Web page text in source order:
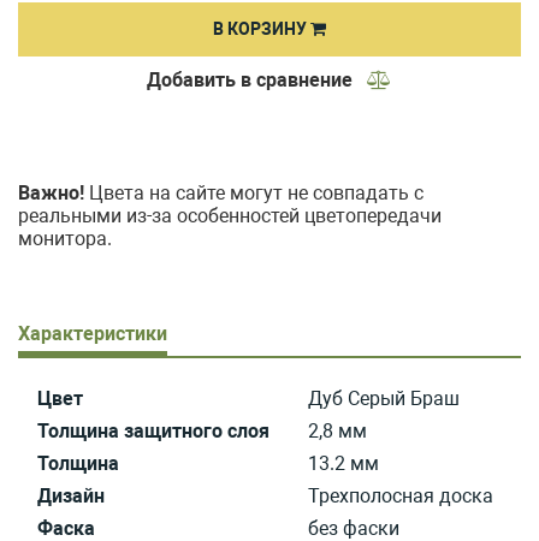
В КОРЗИНУ
Добавить в сравнение
Важно! Цвета на сайте могут не совпадать с
реальными из-за особенностей цветопередачи
монитора.
Характеристики
Цвет
Дуб Серый Браш
Толщина защитного слоя
2,8 мм
Толщина
13.2 мм
Дизайн
Трехполосная доска
Фаска
без фаски